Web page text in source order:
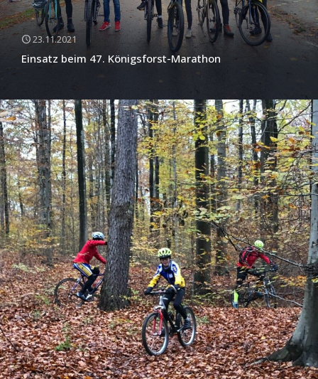
23.11.2021
Einsatz beim 47. Königsforst-Marathon